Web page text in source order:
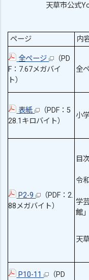
天草市公式
ページ 内
全ページ
（PD
F：7.67メガバイ
ト）
全
表紙
（PDF：5
28.1キロバイト）
小
P2-9
（PDF：2.
88メガバイト）
目
令
学
館」
天
P10-11
（PD